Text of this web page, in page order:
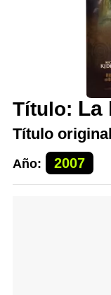
Título: La
Título
Año: 2007